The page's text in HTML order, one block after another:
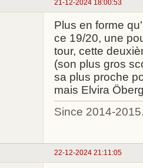
21-12-2024 18:00:53
Plus en forme
ce 19/20, une
tour, cette
(son plus gros
sa plus proche
mais Elvira
Since 2014-
22-12-2024 21:11:05